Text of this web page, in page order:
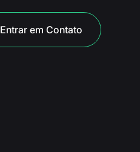
Entrar em Contato